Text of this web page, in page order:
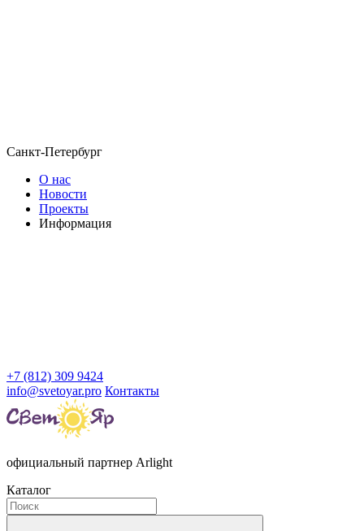
Санкт-Петербург
О нас
Новости
Проекты
Информация
+7 (812) 309 9424
info@svetoyar.pro Контакты
официальный партнер Arlight
Каталог